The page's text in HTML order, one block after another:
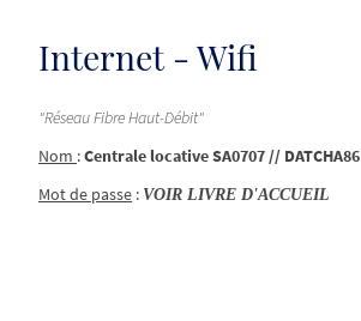
Internet - Wifi
"Réseau Fibre Haut-Débit"
Nom :Centrale locative SA0707 // DATCHA86
Mot de passe : VOIR LIVRE D'ACCUEIL